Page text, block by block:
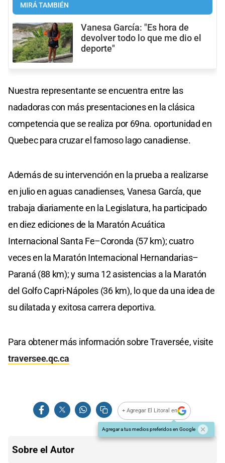
MIRÁ TAMBIÉN
Vanesa García: "Es hora de
devolver todo lo que me dio el
deporte"
Nuestra representante se encuentra entre las
nadadoras con más presentaciones en la clásica
competencia que se realiza por 69na. oportunidad en
Quebec para cruzar el famoso lago canadiense.
Además de su intervención en la prueba a realizarse
en julio en aguas canadienses, Vanesa García, que
trabaja diariamente en la Legislatura, ha participado
en diez ediciones de la Maratón Acuática
Internacional Santa Fe–Coronda (57 km); cuatro
veces en la Maratón Internacional Hernandarias–
Paraná (88 km); y suma 12 asistencias a la Maratón
del Golfo Capri-Nápoles (36 km), lo que da una idea de
su dilatada y exitosa carrera deportiva.
Para obtener más información sobre Traversée, visite
traversee.qc.ca
+ Agregar El Litoral en
Agregar a tus medios preferidos en Google
Sobre el Autor